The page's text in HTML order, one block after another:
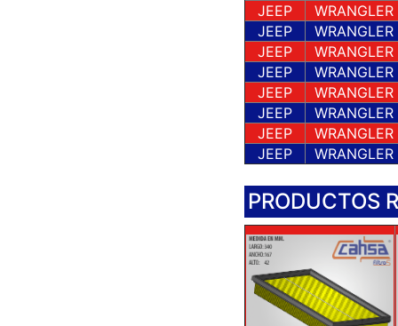
JEEP
WRANGLER
JEEP
WRANGLER
JEEP
WRANGLER
JEEP
WRANGLER
JEEP
WRANGLER
JEEP
WRANGLER
JEEP
WRANGLER
JEEP
WRANGLER
PRODUCTOS